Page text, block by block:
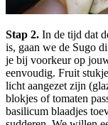
Stap 2. In de tijd dat
is, gaan we de Sugo
je bij voorkeur op
eenvoudig. Fruit
licht aangezet zijn
blokjes of tomaten
basilicum blaadjes